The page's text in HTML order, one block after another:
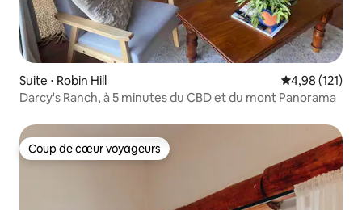
Suite ⋅ Robin Hill Évaluation
4,98 (121)
Darcy's Ranch, à 5 minutes du CBD et du mont Panorama
Coup de cœur voyageurs
Coup de cœur voyageurs